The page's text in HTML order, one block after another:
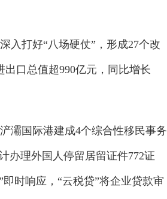
打好“八场硬仗”，形成27个改
口总值超990亿元，同比增长
国际港建成4个综合性移民事务
办理外国人停留居留证件772证
时响应，“云税贷”将企业贷款审